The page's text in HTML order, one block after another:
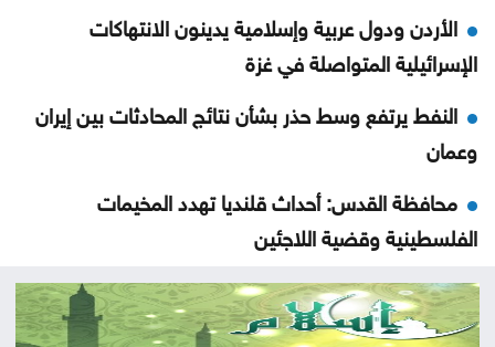
الأردن ودول عربية وإسلامية يدينون الانتهاكات
الإسرائيلية المتواصلة في غزة
النفط يرتفع وسط حذر بشأن نتائج المحادثات بين إيران
وعمان
محافظة القدس: أحداث قلنديا تهدد المخيمات
الفلسطينية وقضية اللاجئين
الاحتلال يعتقل ويحقق ميدانيا مع أكثر من 60 فلسطينيا
من مخيم قلنديا